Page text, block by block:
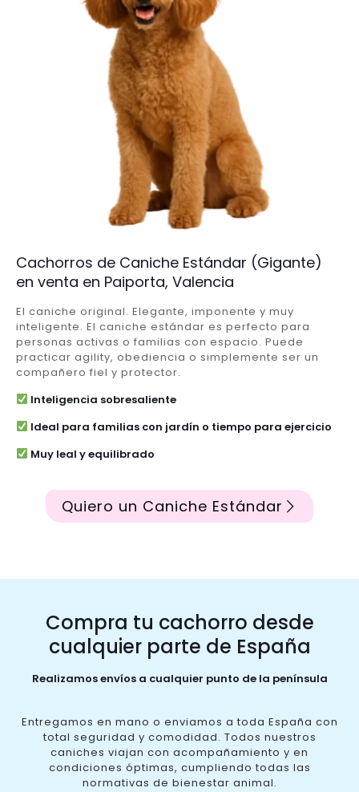
Cachorros de Caniche Estándar (Gigante)
en venta en Paiporta, Valencia
El caniche original. Elegante, imponente y muy
inteligente. El caniche estándar es perfecto para
personas activas o familias con espacio. Puede
practicar agility, obediencia o simplemente ser un
compañero fiel y protector.
Inteligencia sobresaliente
Ideal para familias con jardín o tiempo para ejercicio
Muy leal y equilibrado
Quiero un Caniche Estándar
Compra tu cachorro desde
cualquier parte de España
Realizamos envíos a cualquier punto de la península
Entregamos en mano o enviamos a toda España con
total seguridad y comodidad. Todos nuestros
caniches viajan con acompañamiento y en
condiciones óptimas, cumpliendo todas las
normativas de bienestar animal.